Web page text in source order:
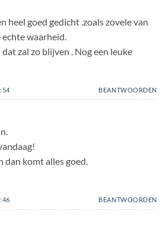
heel goed gedicht .zoals zovele van
echte waarheid.
zal zo blijven . Nog een leuke
BEANTWOORDEN
dan komt alles goed.
BEANTWOORDEN